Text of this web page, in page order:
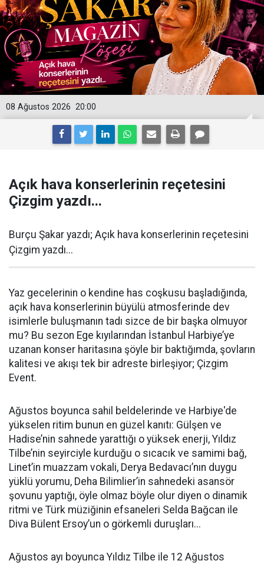
20:00
08 Ağustos 2026
Açık hava konserlerinin reçetesini
Çizgim yazdı...
Burçu Şakar yazdı; Açık hava konserlerinin reçetesini
Çizgim yazdı...
Yaz gecelerinin o kendine has coşkusu başladığında,
açık hava konserlerinin büyülü atmosferinde dev
isimlerle buluşmanın tadı sizce de bir başka olmuyor
mu? Bu sezon Ege kıyılarından İstanbul Harbiye’ye
uzanan konser haritasına şöyle bir baktığımda, şovların
kalitesi ve akışı tek bir adreste birleşiyor; Çizgim
Event.
Ağustos boyunca sahil beldelerinde ve Harbiye'de
yükselen ritim bunun en güzel kanıtı: Gülşen ve
Hadise’nin sahnede yarattığı o yüksek enerji, Yıldız
Tilbe’nin seyirciyle kurduğu o sıcacık ve samimi bağ,
Linet’in muazzam vokali, Derya Bedavacı’nın duygu
yüklü yorumu, Deha Bilimlier’in sahnedeki asansör
şovunu yaptığı, öyle olmaz böyle olur diyen o dinamik
ritmi ve Türk müziğinin efsaneleri Selda Bağcan ile
Diva Bülent Ersoy’un o görkemli duruşları...
Ağustos ayı boyunca Yıldız Tilbe ile 12 Ağustos